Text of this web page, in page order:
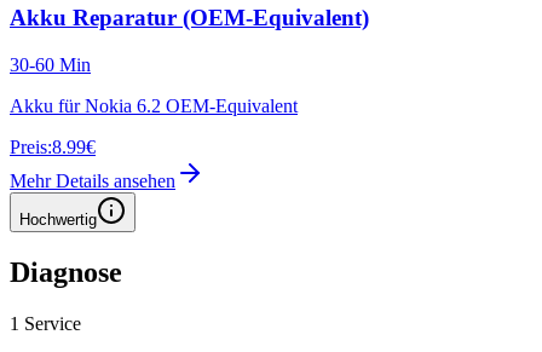
Akku Reparatur (OEM-Equivalent)
30-60 Min
Akku für Nokia 6.2 OEM-Equivalent
Preis:8.99€
Mehr Details ansehen
Hochwertig
Diagnose
1 Service